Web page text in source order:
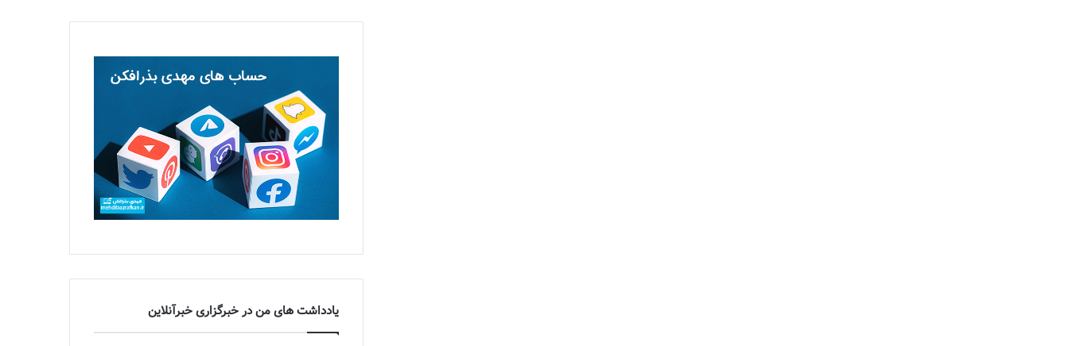
یادداشت های من در خبرگزاری خبرآنلاین